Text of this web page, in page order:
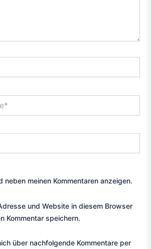
neben meinen Kommentaren anzeigen.
und Website in diesem Browser
Kommentar speichern.
über nachfolgende Kommentare per